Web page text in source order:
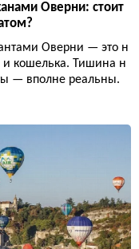
Оверни: стоит
Оверни — это н
и кошелька. Тишина н
— вполне реальны.